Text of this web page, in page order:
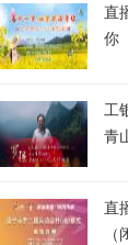
直
你
工
青
直